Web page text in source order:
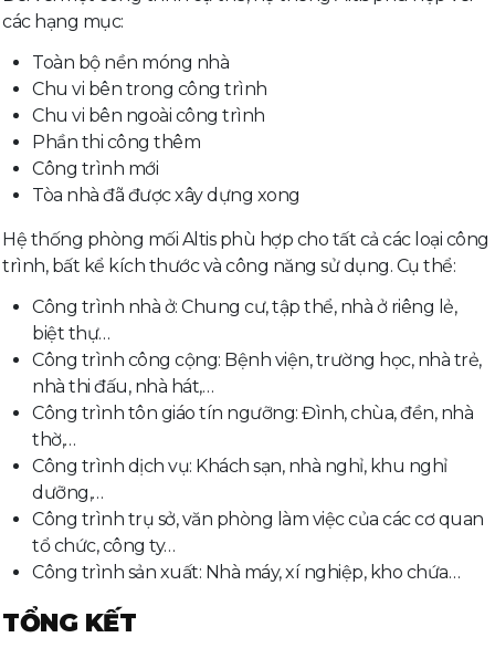
các hạng mục:
Toàn bộ nền móng nhà
Chu vi bên trong công trình
Chu vi bên ngoài công trình
Phần thi công thêm
Công trình mới
Tòa nhà đã được xây dựng xong
Hệ thống phòng mối Altis phù hợp cho tất cả các loại công
trình, bất kể kích thước và công năng sử dụng. Cụ thể:
Công trình nhà ở: Chung cư, tập thể, nhà ở riêng lẻ,
biệt thự…
Công trình công cộng: Bệnh viện, trường học, nhà trẻ,
nhà thi đấu, nhà hát,…
Công trình tôn giáo tín ngưỡng: Đình, chùa, đền, nhà
thờ,…
Công trình dịch vụ: Khách sạn, nhà nghỉ, khu nghỉ
dưỡng,…
Công trình trụ sở, văn phòng làm việc của các cơ quan
tổ chức, công ty…
Công trình sản xuất: Nhà máy, xí nghiệp, kho chứa…
TỔNG KẾT